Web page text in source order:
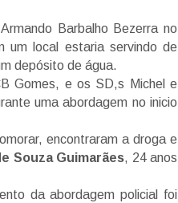
Barbalho Bezerra no
um local estaria servindo de
depósito de água.
Gomes, e os SD,s Michel e
uma abordagem no inicio
encontraram a droga e
Souza Guimarães, 24 anos
da abordagem policial foi